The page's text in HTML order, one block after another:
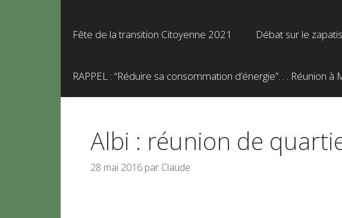
Fête de la transition Citoyenne 2021 Débat sur le
RAPPEL : “Réduire sa consommation d’énergie”. . . Réunion à
Albi : réunion de
28 mai 2016 par Claude